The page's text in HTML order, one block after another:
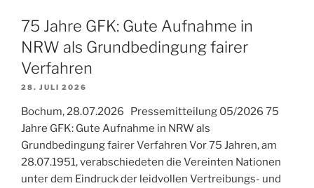
75 Jahre GFK: Gute Aufnahme in
NRW als Grundbedingung fairer
Verfahren
28. JULI 2026
Bochum, 28.07.2026 Pressemitteilung 05/2026 75
Jahre GFK: Gute Aufnahme in NRW als
Grundbedingung fairer Verfahren Vor 75 Jahren, am
28.07.1951, verabschiedeten die Vereinten Nationen
unter dem Eindruck der leidvollen Vertreibungs- und